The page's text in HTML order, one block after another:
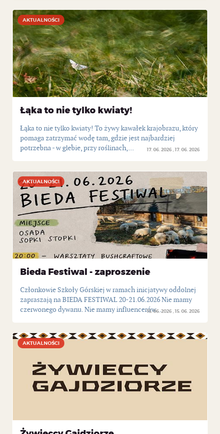
Łąka to nie tylko kwiaty!
AKTUALNOŚCI
17. 06. 2026 17. 06. 2026
Łąka to nie tylko kwiaty! To żywy kawałek krajobrazu, który
pomaga zatrzymać wodę tam, gdzie jest najbardziej
potrzebna - w glebie, przy roślinach,...
AKTUALNOŚCI
Bieda Festiwal - zaproszenie
AKTUALNOŚCI
15. 06. 2026 15. 06. 2026
Członkowie Szkoły Górskiej w ramach inicjatywy oddolnej
zapraszają na BIEDA FESTIWAL 20-21.06.2026 Nie mamy
czerwonego dywanu. Nie mamy influencerów...
AKTUALNOŚCI
AKTUALNOŚCI
AKTUALNOŚCI